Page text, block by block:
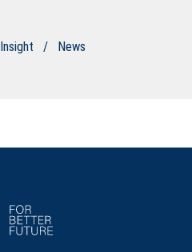
Insight / News